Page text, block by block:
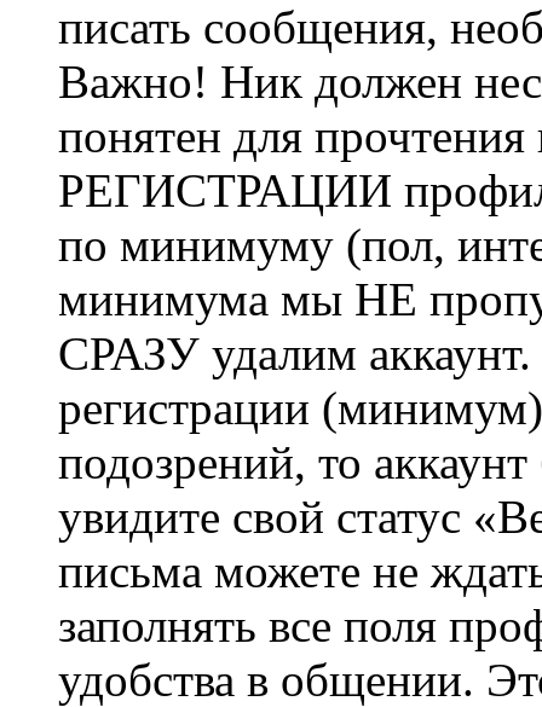
писать сообщения,
Важно! Ник должен
понятен для
РЕГИСТРАЦИИ профиль
по минимуму (пол,
минимума мы НЕ
СРАЗУ удалим
регистрации
подозрений, то
увидите свой статус
письма можете не
заполнять все поля
удобства в общении.